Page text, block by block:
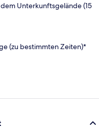
Unterkunftsgelände (15
(zu bestimmten Zeiten)*